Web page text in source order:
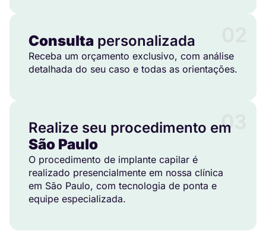
Consulta personalizada
Receba um orçamento exclusivo, com análise
detalhada do seu caso e todas as orientações.
03
Realize seu procedimento em
São Paulo
O procedimento de implante capilar é
realizado presencialmente em nossa clínica
em São Paulo, com tecnologia de ponta e
equipe especializada.